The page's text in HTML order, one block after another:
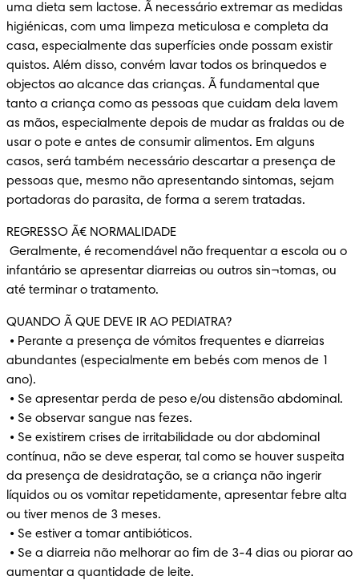
uma dieta sem lactose. Ã necessário extremar as medidas
higiénicas, com uma limpeza meticulosa e completa da
casa, especialmente das superfícies onde possam existir
quistos. Além disso, convém lavar todos os brinquedos e
objectos ao alcance das crianças. Ã fundamental que
tanto a criança como as pessoas que cuidam dela lavem
as mãos, especialmente depois de mudar as fraldas ou de
usar o pote e antes de consumir alimentos. Em alguns
casos, será também necessário descartar a presença de
pessoas que, mesmo não apresentando sintomas, sejam
portadoras do parasita, de forma a serem tratadas.
REGRESSO Ã€ NORMALIDADE
infantário se apresentar diarreias ou outros sin¬tomas, ou
até terminar o tratamento.
QUANDO Ã QUE DEVE IR AO PEDIATRA?
abundantes (especialmente em bebés com menos de 1
ano).
contínua, não se deve esperar, tal como se houver suspeita
da presença de desidratação, se a criança não ingerir
líquidos ou os vomitar repetidamente, apresentar febre alta
ou tiver menos de 3 meses.
aumentar a quantidade de leite.